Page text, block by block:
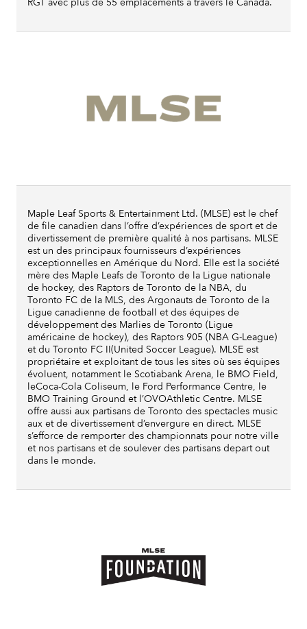
Maple Leaf Sports & Entertainment Ltd. (MLSE) est le chef
de file canadien dans l’offre d’expériences de sport et de
divertissement de première qualité à nos partisans. MLSE
est un des principaux fournisseurs d’expériences
exceptionnelles en Amérique du Nord. Elle est la société
mère des Maple Leafs de Toronto de la Ligue nationale
de hockey, des Raptors de Toronto de la NBA, du
Toronto FC de la MLS, des Argonauts de Toronto de la
Ligue canadienne de football et des équipes de
développement des Marlies de Toronto (Ligue
américaine de hockey), des Raptors 905 (NBA G-League)
et du Toronto FC II(United Soccer League). MLSE est
propriétaire et exploitant de tous les sites où ses équipes
évoluent, notamment le Scotiabank Arena, le BMO Field,
leCoca-Cola Coliseum, le Ford Performance Centre, le
BMO Training Ground et l’OVOAthletic Centre. MLSE
offre aussi aux partisans de Toronto des spectacles music
aux et de divertissement d’envergure en direct. MLSE
s’efforce de remporter des championnats pour notre ville
et nos partisans et de soulever des partisans depart out
dans le monde.